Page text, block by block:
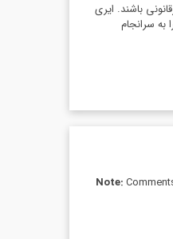
این مکاتبه غیرقانونی باشند. ایری
سرانجام
Note: